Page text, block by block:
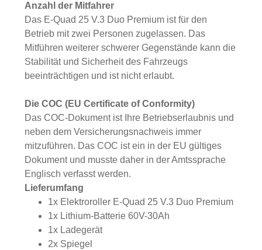
Anzahl der Mitfahrer
Das E-Quad 25 V.3 Duo Premium ist für den
Betrieb mit zwei Personen zugelassen. Das
Mitführen weiterer schwerer Gegenstände kann die
Stabilität und Sicherheit des Fahrzeugs
beeinträchtigen und ist nicht erlaubt.
Die COC (EU Certificate of Conformity)
Das COC-Dokument ist Ihre Betriebserlaubnis und
neben dem Versicherungsnachweis immer
mitzuführen. Das COC ist ein in der EU gültiges
Dokument und musste daher in der Amtssprache
Englisch verfasst werden.
Lieferumfang
1x Elektroroller E-Quad 25 V.3 Duo Premium
1x Lithium-Batterie 60V-30Ah
1x Ladegerät
2x Spiegel